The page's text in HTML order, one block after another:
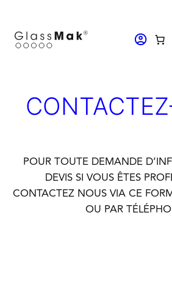
contenu
ACCOUNT_CIRCLE
POUR TOUTE DEMANDE
DEVIS SI VOUS ÊTES
CONTACTEZ NOUS VIA CE
OU PAR